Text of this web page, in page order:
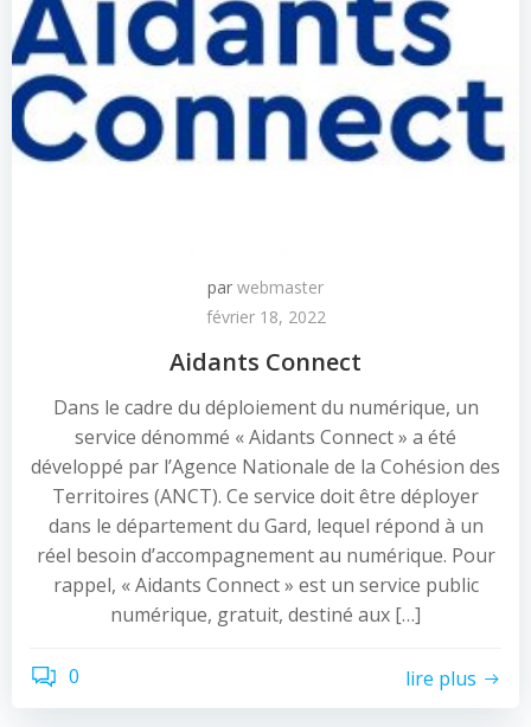
par webmaster
février 18, 2022
Aidants Connect
Dans le cadre du déploiement du numérique, un
service dénommé « Aidants Connect » a été
développé par l’Agence Nationale de la Cohésion des
Territoires (ANCT). Ce service doit être déployer
dans le département du Gard, lequel répond à un
réel besoin d’accompagnement au numérique. Pour
rappel, « Aidants Connect » est un service public
numérique, gratuit, destiné aux […]
0 lire plus